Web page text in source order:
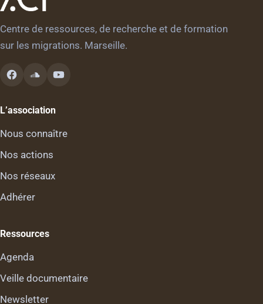
Centre de ressources, de recherche et de formation
sur les migrations. Marseille.
L’association
Nous connaître
Nos actions
Nos réseaux
Adhérer
Ressources
Agenda
Veille documentaire
Newsletter